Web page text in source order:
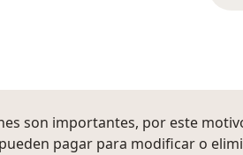
son importantes, por este
pagar para modificar o